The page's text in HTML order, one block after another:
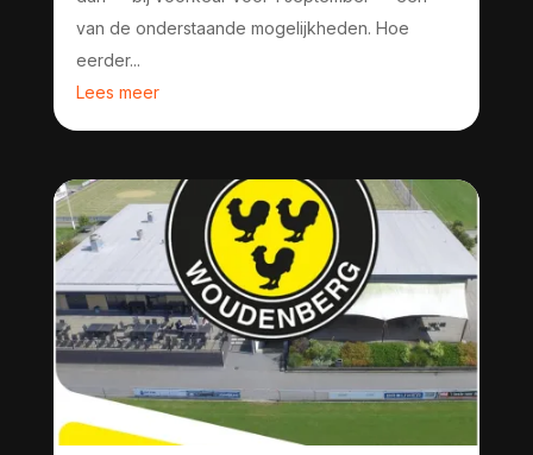
van de onderstaande mogelijkheden. Hoe
eerder...
Lees meer